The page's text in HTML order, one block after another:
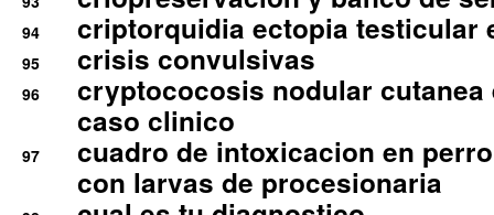
94 criptorquidia ectopia testicular
95 crisis convulsivas
96
cryptococosis nodular cutanea
caso clinico
97
cuadro de intoxicacion en
con larvas de procesionaria